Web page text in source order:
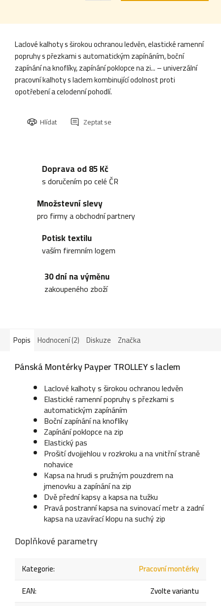
Laclové kalhoty s širokou ochranou ledvěn, elastické ramenní
popruhy s přezkami s automatickým zapínáním, boční
zapínání na knoflíky, zapínání poklopce na zi... – univerzální
pracovní kalhoty s laclem kombinující odolnost proti
opotřebení a celodenní pohodlí.
Zeptat se
Hlídat
Doprava od 85 Kč
s doručením po celé ČR
Množstevní slevy
pro firmy a obchodní partnery
Potisk textilu
vaším firemním logem
30 dní na výměnu
zakoupeného zboží
Popis Hodnocení (2) Diskuze Značka
Pánská Montérky Payper TROLLEY s laclem
Laclové kalhoty s širokou ochranou ledvěn
Elastické ramenní popruhy s přezkami s
automatickým zapínáním
Boční zapínání na knoflíky
Zapínání poklopce na zip
Elastický pas
Prošití dvojjehlou v rozkroku a na vnitřní straně
nohavice
Kapsa na hrudi s pružným pouzdrem na
jmenovku a zapínání na zip
Dvě přední kapsy a kapsa na tužku
Pravá postranní kapsa na svinovací metr a zadní
kapsa na uzavírací klopu na suchý zip
Doplňkové parametry
Kategorie:
Pracovní montérky
EAN:
Zvolte variantu